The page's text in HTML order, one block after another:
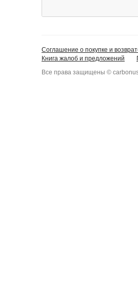
Соглашение о покупке и
Книга жалоб и предложений
Все права защищены ©